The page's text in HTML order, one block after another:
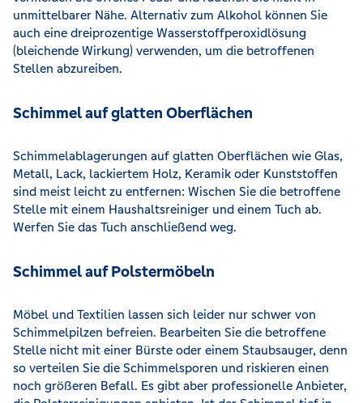
unmittelbarer Nähe. Alternativ zum Alkohol können Sie
auch eine dreiprozentige Wasserstoffperoxidlösung
(bleichende Wirkung) verwenden, um die betroffenen
Stellen abzureiben.
Schimmel auf glatten Oberflächen
Schimmelablagerungen auf glatten Oberflächen wie Glas,
Metall, Lack, lackiertem Holz, Keramik oder Kunststoffen
sind meist leicht zu entfernen: Wischen Sie die betroffene
Stelle mit einem Haushaltsreiniger und einem Tuch ab.
Werfen Sie das Tuch anschließend weg.
Schimmel auf Polstermöbeln
Möbel und Textilien lassen sich leider nur schwer von
Schimmelpilzen befreien. Bearbeiten Sie die betroffene
Stelle nicht mit einer Bürste oder einem Staubsauger, denn
so verteilen Sie die Schimmelsporen und riskieren einen
noch größeren Befall. Es gibt aber professionelle Anbieter,